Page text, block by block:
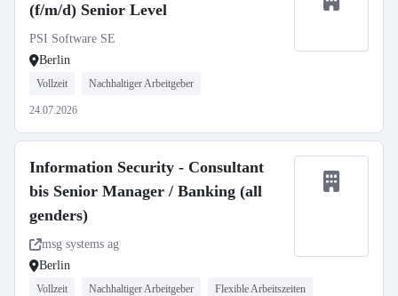
(f/m/d) Senior Level
PSI Software SE
Berlin
Vollzeit Nachhaltiger Arbeitgeber
24.07.2026
Information Security - Consultant
bis Senior Manager / Banking (all
genders)
msg systems ag
Berlin
Vollzeit Nachhaltiger Arbeitgeber Flexible Arbeitszeiten